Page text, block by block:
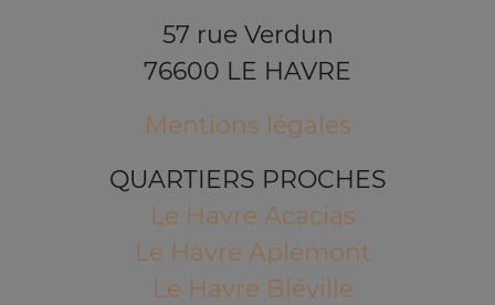
57 rue Verdun
76600 LE HAVRE
Mentions légales
QUARTIERS PROCHES
Le Havre Acacias
Le Havre Aplemont
Le Havre Bléville